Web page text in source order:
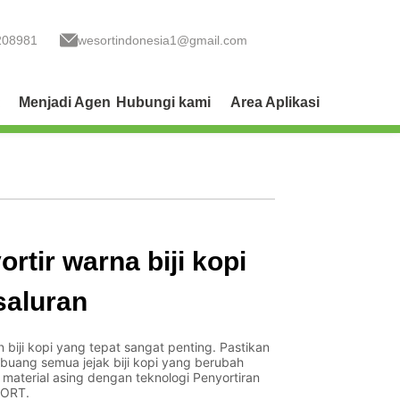
wesortindonesia1@gmail.com
Menjadi Agen Hubungi kami Area Aplikasi
warna biji kopi
biji kopi yang tepat sangat penting. Pastikan
semua jejak biji kopi yang berubah
asing dengan teknologi Penyortiran